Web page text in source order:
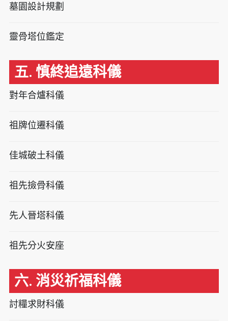
墓園設計規劃
靈骨塔位鑑定
五. 慎終追遠科儀
對年合爐科儀
祖牌位遷科儀
佳城破土科儀
祖先撿骨科儀
先人晉塔科儀
祖先分火安座
六. 消災祈福科儀
討糧求財科儀